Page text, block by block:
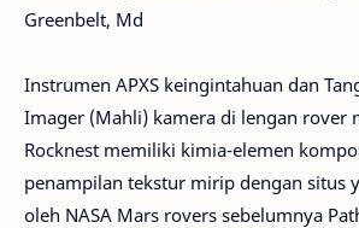
Greenbelt, Md
Instrumen APXS keingintahuan dan
Imager (Mahli) kamera di lengan rover
Rocknest memiliki kimia-elemen
penampilan tekstur mirip dengan situs
oleh NASA Mars rovers sebelumnya